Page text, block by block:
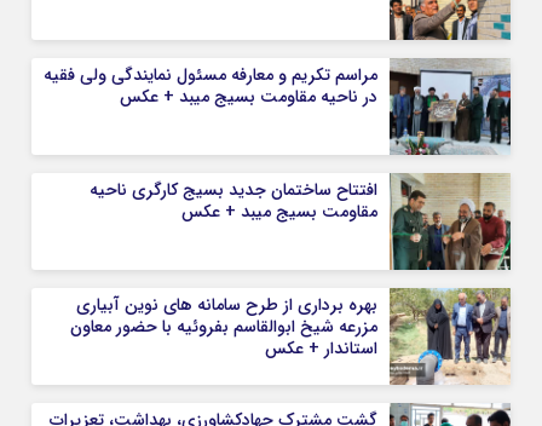
مرا به خاطر بسپار
مراسم تکریم و معارفه مسئول نمایندگی ولی فقیه
در ناحیه مقاومت بسیج میبد + عکس
افتتاح ساختمان جدید بسیج کارگری ناحیه
مقاومت بسیج میبد + عکس
بهره برداری از طرح سامانه های نوین آبیاری
مزرعه شیخ ابوالقاسم بفروئیه با حضور معاون
استاندار + عکس
گشت مشترک جهادکشاورزی، بهداشت، تعزیرات